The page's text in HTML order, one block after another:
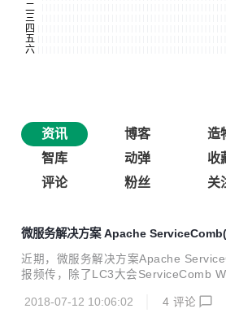
资讯 博客
造
智库
动弹
收
评论
粉丝 关
微服务解决方案 Apache
布新版本
近期，微服务解决方案Apache
报频传，除了LC3大会ServiceComb
aga 0.2.0版本顺利通过投票，完成发
2018-07-12 10:06:02 4 评论